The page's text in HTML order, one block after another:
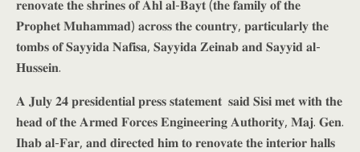
𝐫𝐞𝐧𝐨𝐯𝐚𝐭𝐞 𝐭𝐡𝐞 𝐬𝐡𝐫𝐢𝐧𝐞𝐬 𝐨𝐟 𝐀𝐡𝐥 𝐚𝐥-𝐁𝐚𝐲𝐭 (𝐭𝐡𝐞 𝐟𝐚𝐦𝐢𝐥𝐲 𝐨𝐟 𝐭𝐡𝐞
𝐏𝐫𝐨𝐩𝐡𝐞𝐭 𝐌𝐮𝐡𝐚𝐦𝐦𝐚𝐝) 𝐚𝐜𝐫𝐨𝐬𝐬 𝐭𝐡𝐞 𝐜𝐨𝐮𝐧𝐭𝐫𝐲, 𝐩𝐚𝐫𝐭𝐢𝐜𝐮𝐥𝐚𝐫𝐥𝐲 𝐭𝐡𝐞
𝐭𝐨𝐦𝐛𝐬 𝐨𝐟 𝐒𝐚𝐲𝐲𝐢𝐝𝐚 𝐍𝐚𝐟𝐢𝐬𝐚, 𝐒𝐚𝐲𝐲𝐢𝐝𝐚 𝐙𝐞𝐢𝐧𝐚𝐛 𝐚𝐧𝐝 𝐒𝐚𝐲𝐲𝐢𝐝 𝐚𝐥-
𝐇𝐮𝐬𝐬𝐞𝐢𝐧.
𝐀 𝐉𝐮𝐥𝐲 𝟐𝟒 𝐩𝐫𝐞𝐬𝐢𝐝𝐞𝐧𝐭𝐢𝐚𝐥 𝐩𝐫𝐞𝐬𝐬 𝐬𝐭𝐚𝐭𝐞𝐦𝐞𝐧𝐭 𝐬𝐚𝐢𝐝 𝐒𝐢𝐬𝐢 𝐦𝐞𝐭 𝐰𝐢𝐭𝐡 𝐭𝐡𝐞
𝐡𝐞𝐚𝐝 𝐨𝐟 𝐭𝐡𝐞 𝐀𝐫𝐦𝐞𝐝 𝐅𝐨𝐫𝐜𝐞𝐬 𝐄𝐧𝐠𝐢𝐧𝐞𝐞𝐫𝐢𝐧𝐠 𝐀𝐮𝐭𝐡𝐨𝐫𝐢𝐭𝐲, 𝐌𝐚𝐣. 𝐆𝐞𝐧.
𝐈𝐡𝐚𝐛 𝐚𝐥-𝐅𝐚𝐫, 𝐚𝐧𝐝 𝐝𝐢𝐫𝐞𝐜𝐭𝐞𝐝 𝐡𝐢𝐦 𝐭𝐨 𝐫𝐞𝐧𝐨𝐯𝐚𝐭𝐞 𝐭𝐡𝐞 𝐢𝐧𝐭𝐞𝐫𝐢𝐨𝐫 𝐡𝐚𝐥𝐥𝐬